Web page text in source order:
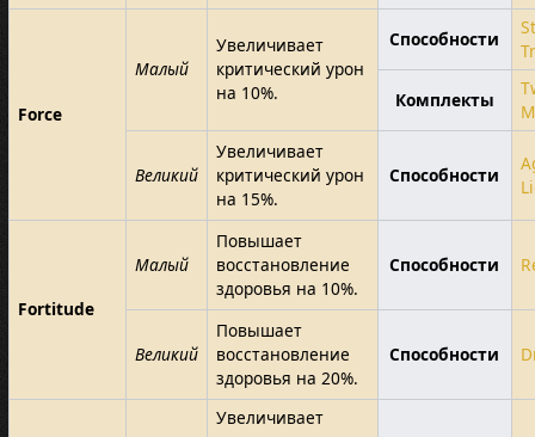
Force
Малый
Увеличивает
критический урон
на 10%.
Способности
Комплекты
Великий
Увеличивает
критический урон
на 15%.
Способности
Fortitude
Малый
Повышает
восстановление
здоровья на 10%.
Способности
Великий
Повышает
восстановление
здоровья на 20%.
Способности
Увеличивает